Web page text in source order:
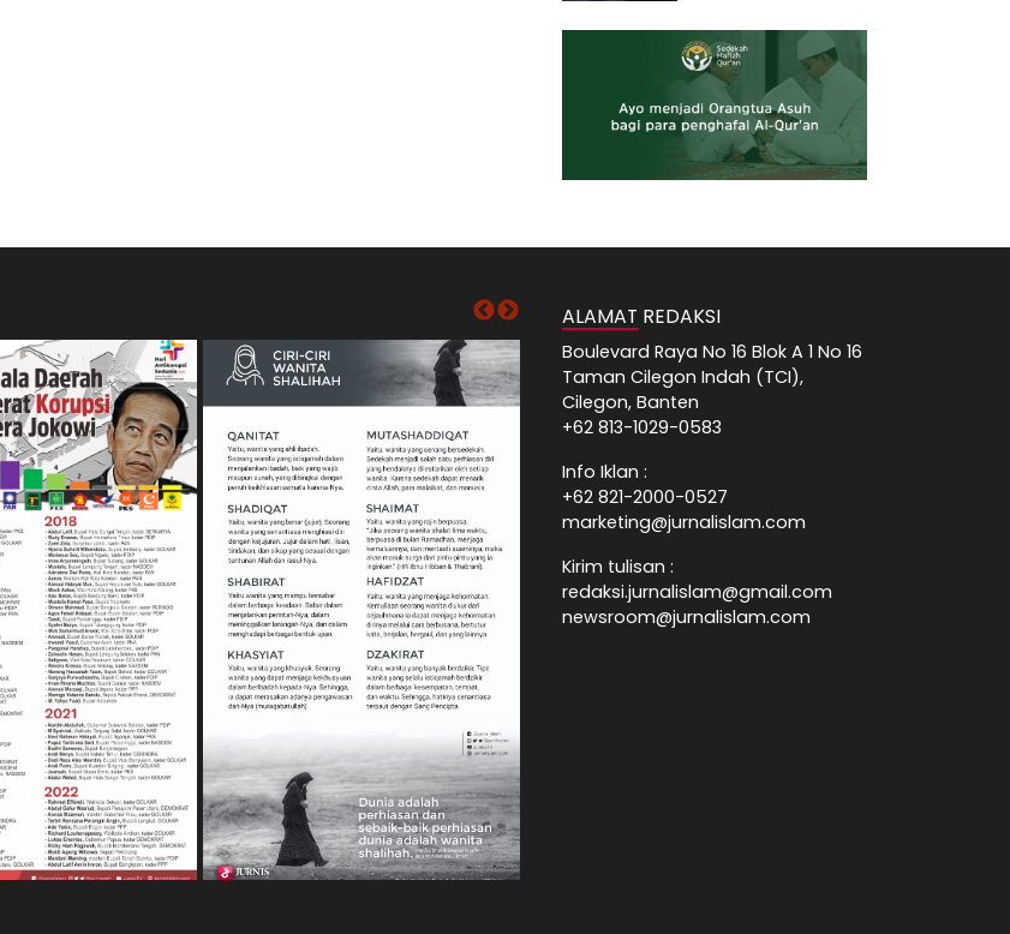
ALAMAT REDAKSI
Boulevard Raya No 16 Blok A 1 No 16
Taman Cilegon Indah (TCI),
Cilegon, Banten
+62 813-1029-0583
Info Iklan :
+62 821-2000-0527
marketing@jurnalislam.com
Kirim tulisan :
redaksi.jurnalislam@gmail.com
newsroom@jurnalislam.com